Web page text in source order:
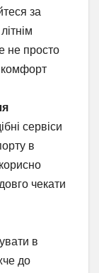
за
не просто
комфорт
сервіси
в
чекати
в
до